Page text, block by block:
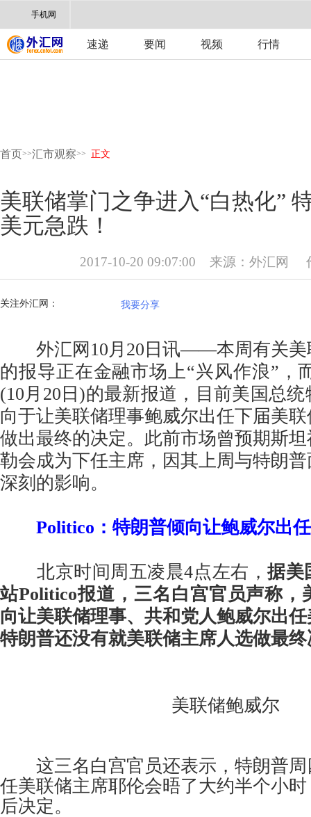
手机网
速递 要闻 视频 行情
首页>>汇市观察>> 正文
美联储掌门之争进入“白热化”
美元急跌！
2017-10-20 09:07:00 来源： 外汇网
关注外汇网： 我要分享
外汇网10月20日讯——本周有关美
的报导正在金融市场上“兴风作浪”，
(10月20日)的最新报道，目前美国总
向于让美联储理事鲍威尔出任下届美
做出最终的决定。此前市场曾预期斯
勒会成为下任主席，因其上周与特朗
深刻的影响。
Politico：特朗普倾向让鲍威尔出
北京时间周五凌晨4点左右，据美
站Politico报道，三名白宫官员声称，
向让美联储理事、共和党人鲍威尔出
特朗普还没有就美联储主席人选做最
美联储鲍威尔
这三名白宫官员还表示，特朗普周
任美联储主席耶伦会晤了大约半个小
后决定。